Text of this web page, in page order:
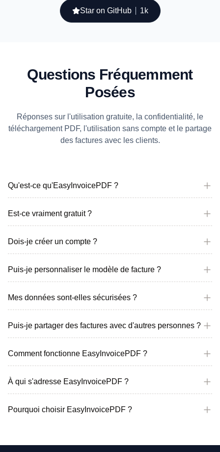
Star on GitHub 1k
Questions Fréquemment
Posées
Réponses sur l'utilisation gratuite, la confidentialité, le
téléchargement PDF, l'utilisation sans compte et le partage
des factures avec les clients.
Qu'est-ce qu'EasyInvoicePDF ?
Est-ce vraiment gratuit ?
Dois-je créer un compte ?
Puis-je personnaliser le modèle de facture ?
Mes données sont-elles sécurisées ?
Puis-je partager des factures avec d'autres personnes ?
Comment fonctionne EasyInvoicePDF ?
À qui s'adresse EasyInvoicePDF ?
Pourquoi choisir EasyInvoicePDF ?